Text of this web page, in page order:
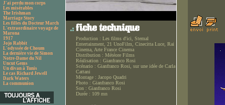
J'ai perdu mon corps
Les misérables
The Irishman
Marriage Story
Les filles du Docteur March
L'extraordinaire voyage de
Marona
1917
Jojo Rabbit
L'odyssée de Choum
La dernière vie de Simon
Notre-Dame du Nil
Uncut Gems
Un divan à Tunis
Le cas Richard Jewell
Dark Waters
La communion
Production : Les films d'ici, Stemal
Entertainment, 21 UnoFilm, Cinecitta Luce, Rai
Cinema, Arte France Cinema
Distribution : Météore Films
Réalisation : Gianfranco Rosi
Scénario : Gianfranco Rosi, sur une idée de Carla
Cattani
Montage : Jacopo Quadri
Photo : Gianfranco Rosi
Son : Gianfranco Rosi
Durée : 109 mn